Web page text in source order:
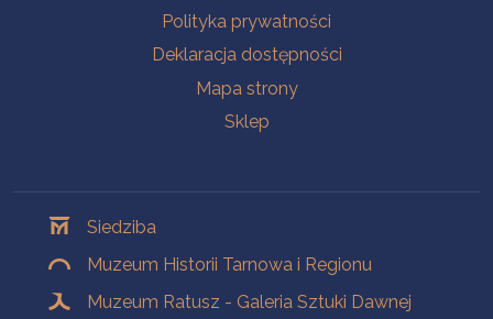
Polityka prywatności
Deklaracja dostępności
Mapa strony
Sklep
Siedziba
Muzeum Historii Tarnowa i Regionu
Muzeum Ratusz - Galeria Sztuki Dawnej